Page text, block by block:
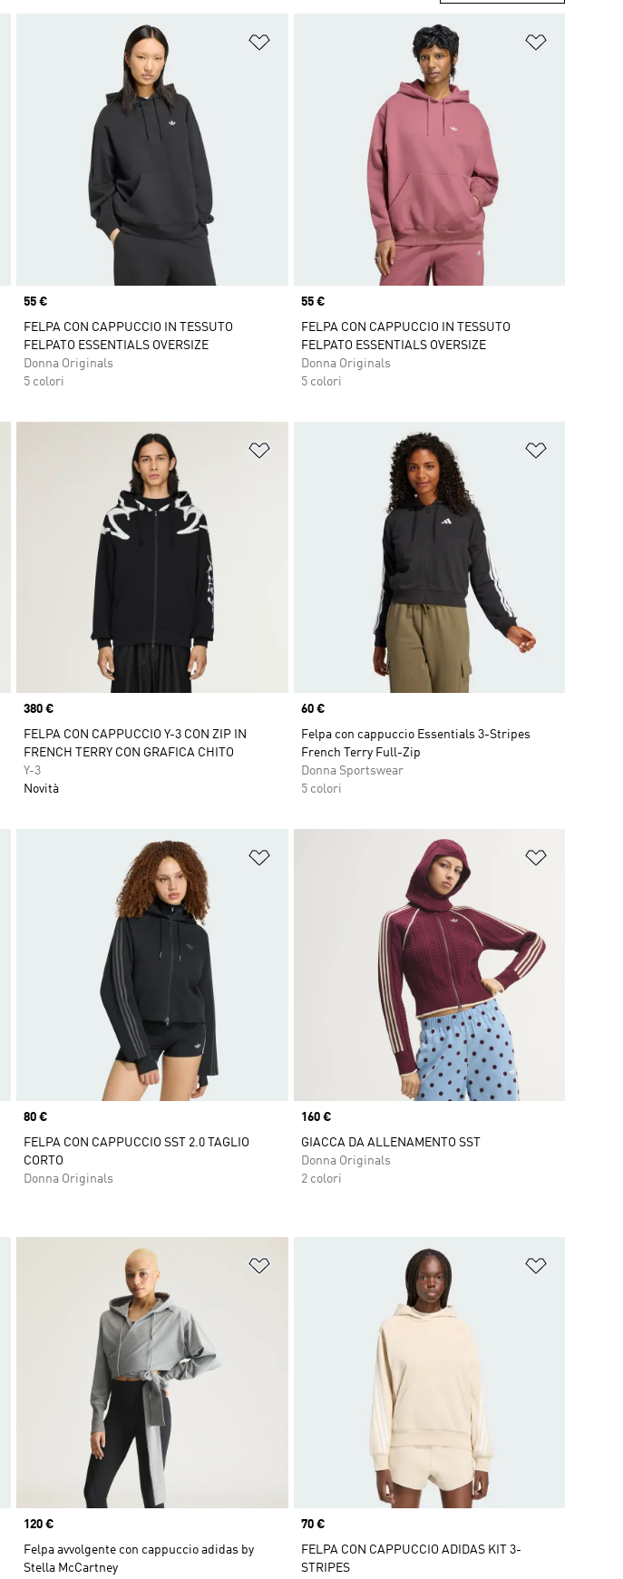
Aggiungi alla lista dei desideri Aggiungi alla lista dei desideri
Price
55 €
FELPA CON CAPPUCCIO IN TESSUTO
FELPATO ESSENTIALS OVERSIZE
Donna Originals
5 colori
Price
55 €
FELPA CON CAPPUCCIO IN TESSUTO
FELPATO ESSENTIALS OVERSIZE
Donna Originals
5 colori
Aggiungi alla lista dei desideri Aggiungi alla lista dei desideri
Price
380 €
FELPA CON CAPPUCCIO Y-3 CON ZIP IN
FRENCH TERRY CON GRAFICA CHITO
Y-3
Novità
Price
60 €
Felpa con cappuccio Essentials 3-Stripes
French Terry Full-Zip
Donna Sportswear
5 colori
Aggiungi alla lista dei desideri Aggiungi alla lista dei desideri
Price
80 €
FELPA CON CAPPUCCIO SST 2.0 TAGLIO
CORTO
Donna Originals
Price
160 €
GIACCA DA ALLENAMENTO SST
Donna Originals
2 colori
Aggiungi alla lista dei desideri Aggiungi alla lista dei desideri
Price
120 €
Felpa avvolgente con cappuccio adidas by
Stella McCartney
Price
70 €
FELPA CON CAPPUCCIO ADIDAS KIT 3-
STRIPES